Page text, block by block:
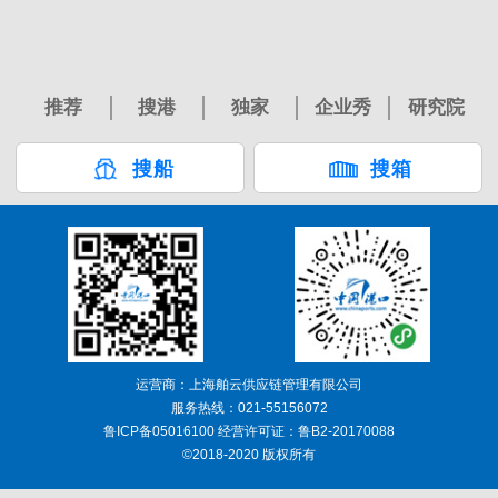
推荐 搜港 独家 企业秀 研究院
搜船 搜箱
运营商：上海舶云供应链管理有限公司
服务热线：021-55156072
鲁ICP备05016100 经营许可证：鲁B2-20170088
©2018-2020 版权所有